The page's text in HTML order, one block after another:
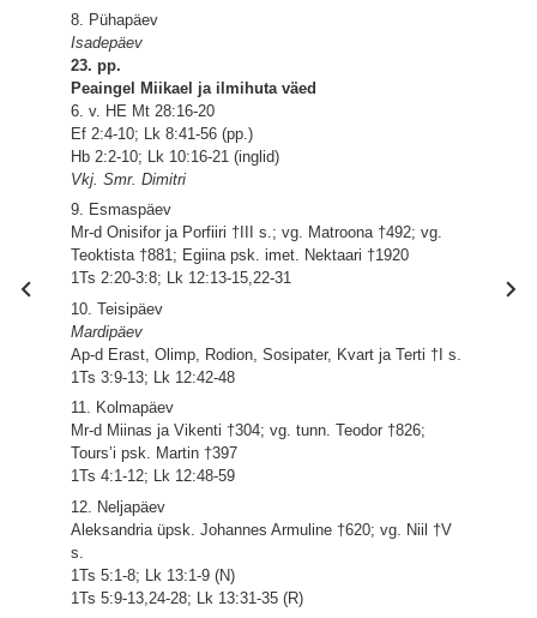
8. Pühapäev
Isadepäev
23. pp.
Peaingel Miikael ja ilmihuta väed
6. v. HE Mt 28:16-20
Ef 2:4-10; Lk 8:41-56 (pp.)
Hb 2:2-10; Lk 10:16-21 (inglid)
Vkj. Smr. Dimitri
9. Esmaspäev
Mr-d Onisifor ja Porfiiri †III s.; vg. Matroona †492; vg.
Teoktista †881; Egiina psk. imet. Nektaari †1920
1Ts 2:20-3:8; Lk 12:13-15,22-31
10. Teisipäev
Mardipäev
Ap-d Erast, Olimp, Rodion, Sosipater, Kvart ja Terti †I s.
1Ts 3:9-13; Lk 12:42-48
11. Kolmapäev
Mr-d Miinas ja Vikenti †304; vg. tunn. Teodor †826;
Tours’i psk. Martin †397
1Ts 4:1-12; Lk 12:48-59
12. Neljapäev
Aleksandria üpsk. Johannes Armuline †620; vg. Niil †V
s.
1Ts 5:1-8; Lk 13:1-9 (N)
1Ts 5:9-13,24-28; Lk 13:31-35 (R)